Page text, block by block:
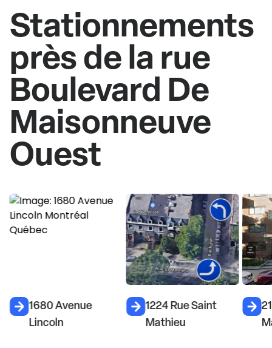
Stationnements
près de la rue
Boulevard De
Maisonneuve
Ouest
1680 Avenue
Lincoln
1224 Rue Saint
Mathieu